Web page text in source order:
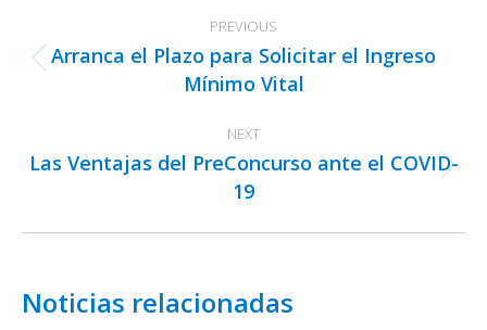
navigation
PREVIOUS
Previous
post:
Arranca el Plazo para Solicitar el Ingreso
Mínimo Vital
NEXT
Next
post:
Las Ventajas del PreConcurso ante el COVID-
19
Noticias relacionadas